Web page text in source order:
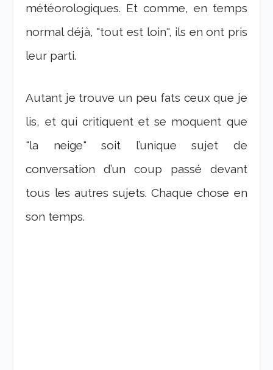
météorologiques. Et comme, en temps
normal déjà, "tout est loin", ils en ont pris
leur parti.
Autant je trouve un peu fats ceux que je
lis, et qui critiquent et se moquent que
"la neige" soit l’unique sujet de
conversation d’un coup passé devant
tous les autres sujets. Chaque chose en
son temps.